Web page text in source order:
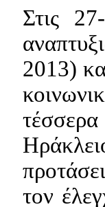
Στις
2013)
τον